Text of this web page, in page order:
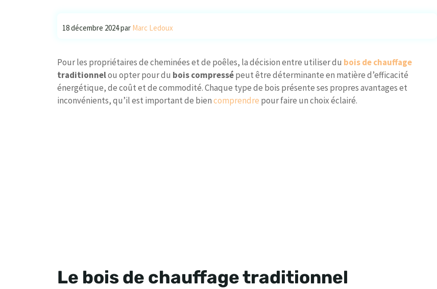
18 décembre 2024par Marc Ledoux
Pour les propriétaires de cheminées et de poêles, la décision entre utiliser du bois de chauffage
traditionnelou opter pour du bois compressépeut être déterminante en matière d’efficacité
énergétique, de coût et de commodité. Chaque type de bois présente ses propres avantages et
inconvénients, qu’il est important de biencomprendre pour faire un choix éclairé.
Le bois de chauffage traditionnel